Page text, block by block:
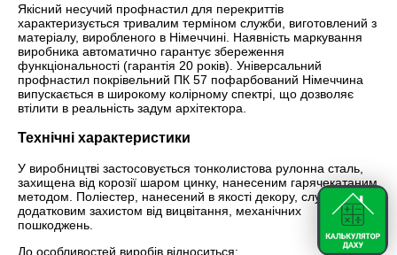
Якісний несучий профнастил для перекриттів
характеризується тривалим терміном служби, виготовлений з
матеріалу, виробленого в Німеччині. Наявність маркування
виробника автоматично гарантує збереження
функціональності (гарантія 20 років). Універсальний
профнастил покрівельний ПК 57 пофарбований Німеччина
випускається в широкому колірному спектрі, що дозволяє
втілити в реальність задум архітектора.
Технічні характеристики
У виробництві застосовується тонколистова рулонна сталь,
захищена від корозії шаром цинку, нанесеним гарячекатаним
методом. Поліестер, нанесений в якості декору, служить
додатковим захистом від вицвітання, механічних
пошкоджень.
До особливостей виробів відноситься: